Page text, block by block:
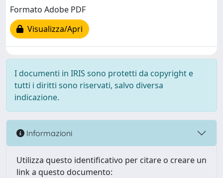
Formato Adobe PDF
Visualizza/Apri
I documenti in IRIS sono protetti da copyright e
tutti i diritti sono riservati, salvo diversa
indicazione.
Informazioni
Utilizza questo identificativo per citare o creare un
link a questo documento: